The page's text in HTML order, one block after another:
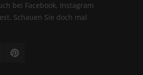
bei Facebook, Instagram
Schauen Sie doch mal